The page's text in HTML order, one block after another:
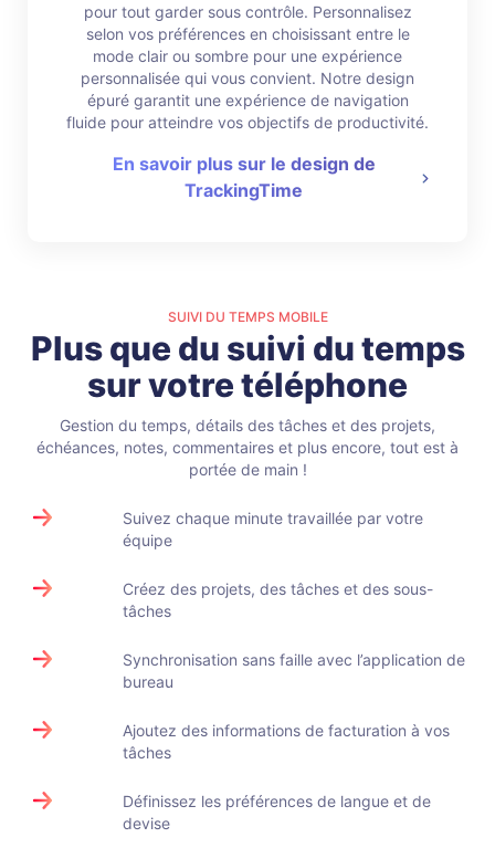
pour tout garder sous contrôle. Personnalisez
selon vos préférences en choisissant entre le
mode clair ou sombre pour une expérience
personnalisée qui vous convient. Notre design
épuré garantit une expérience de navigation
fluide pour atteindre vos objectifs de productivité.
En savoir plus sur le design de
TrackingTime
SUIVI DU TEMPS MOBILE
Plus que du suivi du temps
sur votre téléphone
Gestion du temps, détails des tâches et des projets,
échéances, notes, commentaires et plus encore, tout est à
portée de main !
Suivez chaque minute travaillée par votre
équipe
Créez des projets, des tâches et des sous-
tâches
Synchronisation sans faille avec l’application de
bureau
Ajoutez des informations de facturation à vos
tâches
Définissez les préférences de langue et de
devise